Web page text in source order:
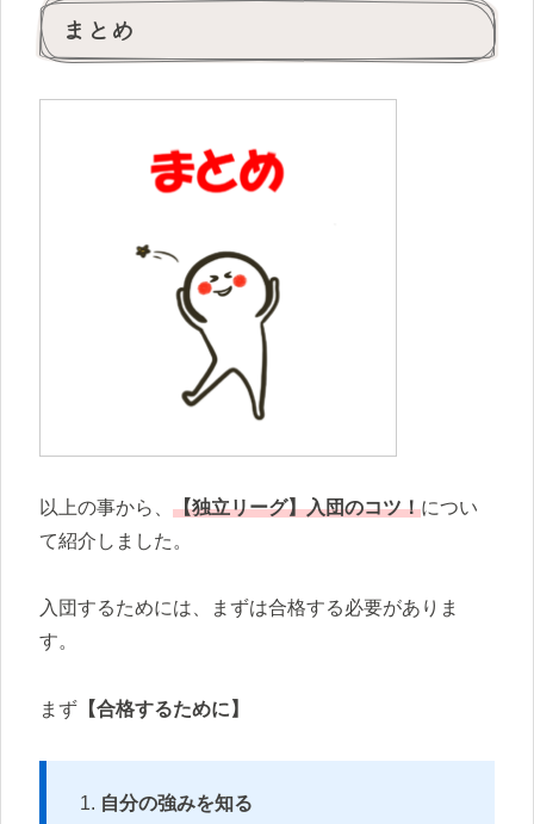
まとめ
以上の事から、 【独立リーグ】入団のコツ！につい
て紹介しました。
入団するためには、まずは合格する必要がありま
す。
まず 【合格するために】
自分の強みを知る